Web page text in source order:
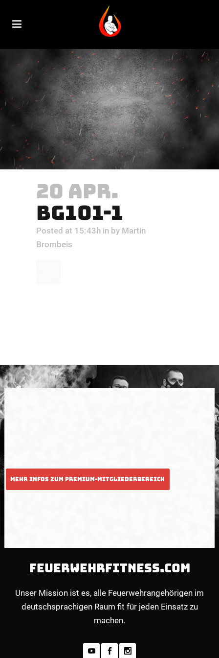
20 APR.
BG101-1
Posted at 15:43h in by Martin
Brombeis
FEUERWEHRFITNESS.COM
Unser Mission ist es, alle Feuerwehrangehörigen im
deutschsprachigen Raum fit für jeden Einsatz zu
machen.